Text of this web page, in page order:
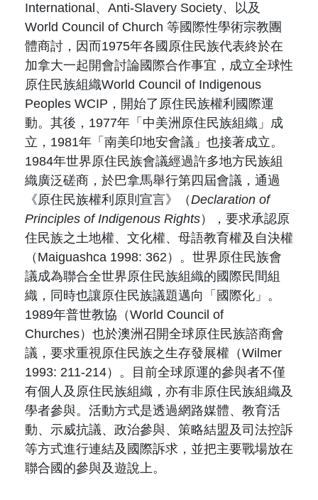
International、Anti-Slavery Society、以及
World Council of Church 等國際性學術宗教團
體商討，因而1975年各國原住民族代表終於在
加拿大一起開會討論國際合作事宜，成立全球性
原住民族組織World Council of Indigenous
Peoples WCIP，開始了原住民族權利國際運
動。其後，1977年「中美洲原住民族組織」成
立，1981年「南美印地安會議」也接著成立。
1984年世界原住民族會議經過許多地方民族組
織廣泛磋商，於巴拿馬舉行第四屆會議，通過
《原住民族權利原則宣言》（Declaration of
Principles of Indigenous Rights），要求承認原
住民族之土地權、文化權、母語教育權及自決權
（Maiguashca 1998: 362）。世界原住民族會
議成為聯合全世界原住民族組織的國際民間組
織，同時也讓原住民族議題邁向「國際化」。
1989年普世教協（World Council of
Churches）也於澳洲召開全球原住民族諮商會
議，要求重視原住民族之生存發展權（Wilmer
1993: 211-214）。目前全球原運的參與者不僅
有個人及原住民族組織，亦有非原住民族組織及
學者參與。活動方式是透過網路媒體、教育活
動、示威抗議、政治參與、策略結盟及司法控訴
等方式進行連結及國際訴求，並把主要戰場放在
聯合國的參與及遊說上。